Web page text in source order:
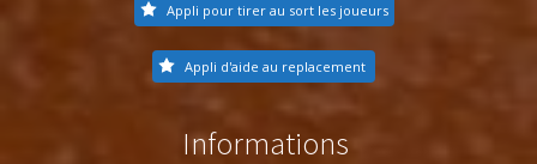
Appli pour tirer au sort les joueurs
Appli d'aide au replacement
Informations